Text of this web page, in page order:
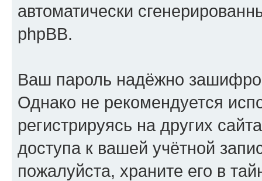
автоматически
phpBB.
Ваш пароль надёжно
Однако не рекомендуется
регистрируясь на других
доступа к вашей учётной
пожалуйста, храните его в